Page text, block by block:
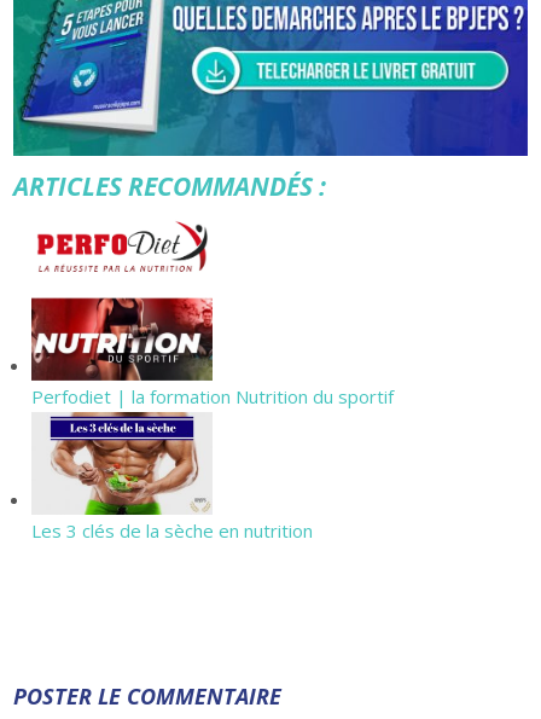
ARTICLES RECOMMANDÉS :
Perfodiet | la formation Nutrition du sportif
Les 3 clés de la sèche en nutrition
POSTER LE COMMENTAIRE